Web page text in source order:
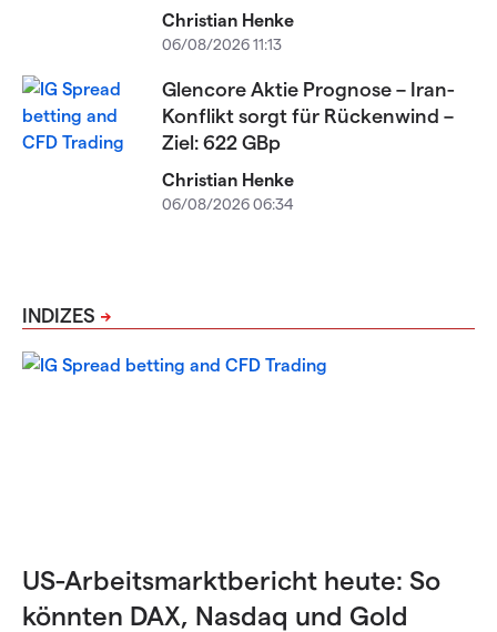
Christian Henke
06/08/2026 11:13
Glencore Aktie Prognose – Iran-
Konflikt sorgt für Rückenwind –
Ziel: 622 GBp
Christian Henke
06/08/2026 06:34
INDIZES
US-Arbeitsmarktbericht heute: So
könnten DAX, Nasdaq und Gold